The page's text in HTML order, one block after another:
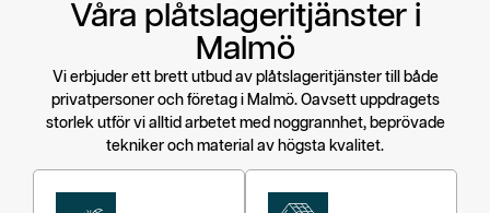
Våra plåtslageritjänster i
Malmö
Vi erbjuder ett brett utbud av plåtslageritjänster till både
privatpersoner och företag i Malmö. Oavsett uppdragets
storlek utför vi alltid arbetet med noggrannhet, beprövade
tekniker och material av högsta kvalitet.